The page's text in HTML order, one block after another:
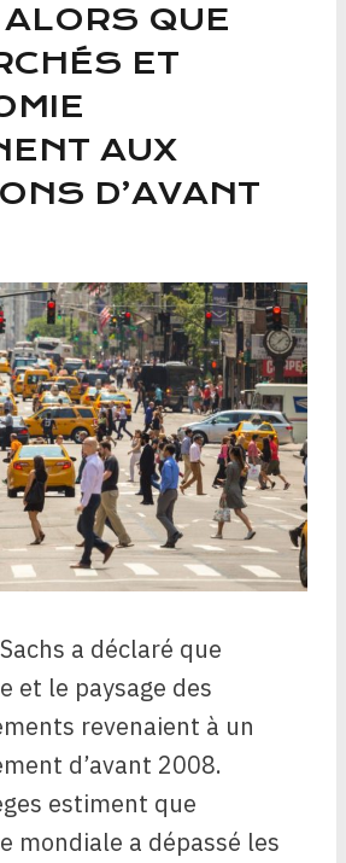
QUE
ET
AUX
D’AVANT
a déclaré que
et le paysage des
revenaient à un
d’avant 2008.
estiment que
mondiale a dépassé les